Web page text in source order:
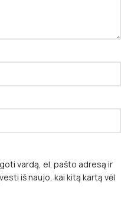
vardą, el. pašto adresą ir
iš naujo, kai kitą kartą vėl